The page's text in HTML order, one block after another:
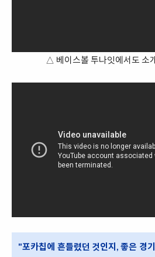
△ 베이스볼 투나잇에서도 소
"포카칩에 흔들렸던 것인지, 좋은 경